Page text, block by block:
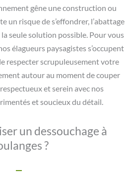
gêne une construction ou
un risque de s’effondrer, l’abattage
seule solution possible. Pour vous
élagueurs paysagistes s’occupent
respecter scrupuleusement votre
autour au moment de couper
et serein avec nos
et soucieux du détail.
un dessouchage à
?